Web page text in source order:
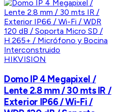
HIKVISION
Domo IP 4 Megapixel /
Lente 2.8 mm / 30 mts IR /
Exterior IP66 / Wi-Fi /